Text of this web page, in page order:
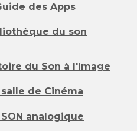
des Apps
du son
du Son à l'Image
salle de Cinéma
analogique